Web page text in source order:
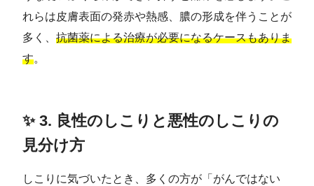
れらは皮膚表面の発赤や熱感、膿の形成を伴うことが
多く、 抗菌薬による治療が必要になるケースもありま
す。
✨ 3. 良性のしこりと悪性のしこりの
見分け方
しこりに気づいたとき、多くの方が「がんではない